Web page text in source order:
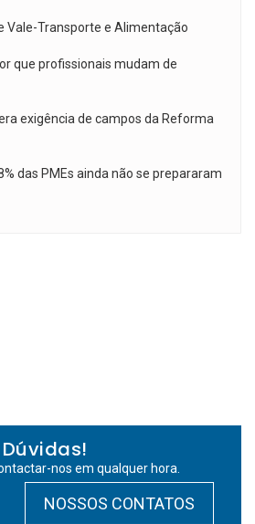
Vale-Transporte e Alimentação
que profissionais mudam de
exigência de campos da Reforma
das PMEs ainda não se prepararam
nos em qualquer hora.
NOSSOS CONTATOS